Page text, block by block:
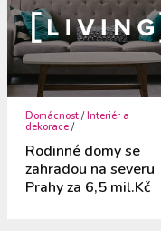
Domácnost /Interiér a
dekorace /
Rodinné domy se
zahradou na severu
Prahy za 6,5 mil.Kč